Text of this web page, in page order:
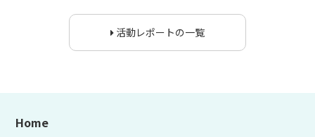
活動レポートの一覧
Home